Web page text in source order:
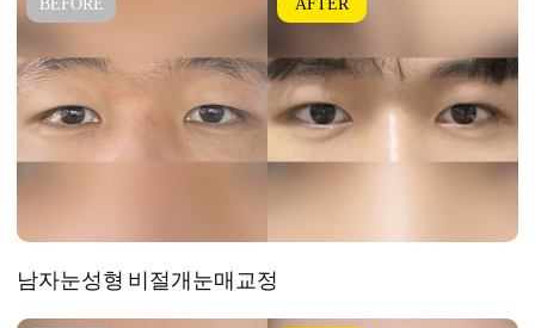
남자눈성형 비절개눈매교정